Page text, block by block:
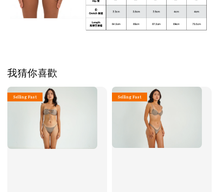
我猜你喜歡
Selling Fast Selling Fast